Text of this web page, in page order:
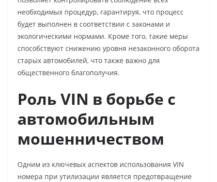
необходимых процедур, гарантируя, что процесс
будет выполнен в соответствии с законами и
экологическими нормами. Кроме того, такие меры
способствуют снижению уровня незаконного оборота
старых автомобилей, что также важно для
общественного благополучия.
Роль VIN в борьбе с
автомобильным
мошенничеством
Одним из ключевых аспектов использования VIN
номера при утилизации является предотвращение